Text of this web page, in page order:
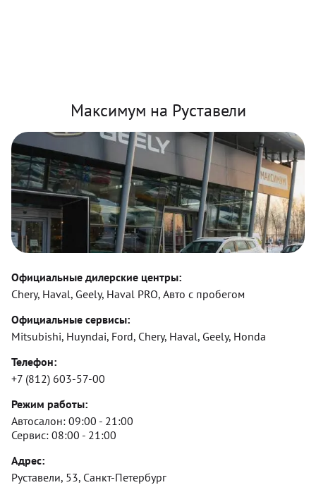
Максимум на Руставели
Официальные дилерские центры:
Chery, Haval, Geely, Haval PRO, Авто с пробегом
Официальные сервисы:
Mitsubishi, Huyndai, Ford, Chery, Haval, Geely, Honda
Телефон:
+7 (812) 603-57-00
Режим работы:
Автосалон: 09:00 - 21:00
Сервис: 08:00 - 21:00
Адрес:
Руставели, 53, Санкт-Петербург